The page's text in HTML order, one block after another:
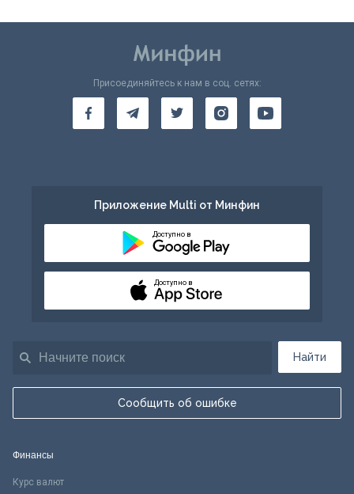
Найти
Сообщить об ошибке
Присоединяйтесь к нам в соц. сетях:
Приложение Multi от Минфин
Доступно в
Доступно в
Финансы
Курс валют